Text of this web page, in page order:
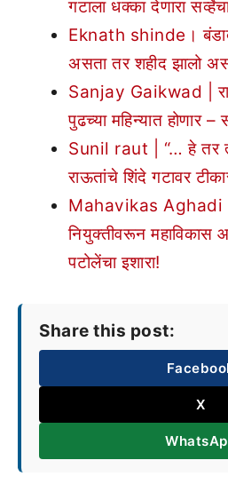
गटाला धक्का देणारा
Eknath shinde।
असता तर शहीद झालो
Sanjay Gaikwad |
पुढच्या महिन्यात होणार
Sunil raut | “… हे तर
राऊतांचे शिंदे गटावर
Mahavikas Aghadi |
नियुक्तीवरून महाविकास
पटोलेंचा इशारा!
Share this post:
X